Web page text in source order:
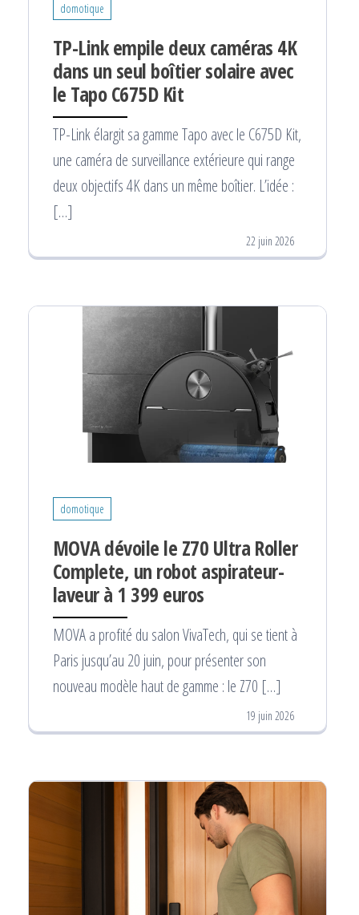
domotique
TP-Link empile deux caméras 4K
dans un seul boîtier solaire avec
le Tapo C675D Kit
TP-Link élargit sa gamme Tapo avec le C675D Kit,
une caméra de surveillance extérieure qui range
deux objectifs 4K dans un même boîtier. L’idée :
[…]
22 juin 2026
domotique
MOVA dévoile le Z70 Ultra Roller
Complete, un robot aspirateur-
laveur à 1 399 euros
MOVA a profité du salon VivaTech, qui se tient à
Paris jusqu’au 20 juin, pour présenter son
nouveau modèle haut de gamme : le Z70 […]
19 juin 2026